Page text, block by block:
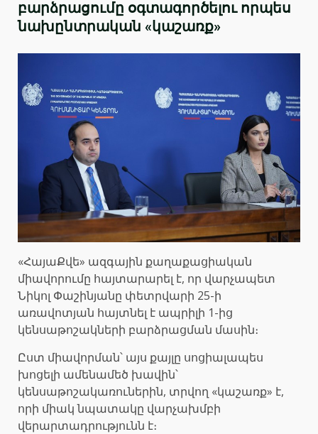
բարձրացումը օգտագործելու որպես
նախընտրական «կաշառք»
«ՀայաՔվե» ազգային քաղաքացիական
միավորումը հայտարարել է, որ վարչապետ
Նիկոլ Փաշինյանը փետրվարի 25-ի
առավոտյան հայտնել է ապրիլի 1-ից
կենսաթոշակների բարձրացման մասին։
Ըստ միավորման՝ այս քայլը սոցիալապես
խոցելի ամենամեծ խավին՝
կենսաթոշակառուներին, տրվող «կաշառք» է,
որի միակ նպատակը վարչախմբի
վերարտադրությունն է։